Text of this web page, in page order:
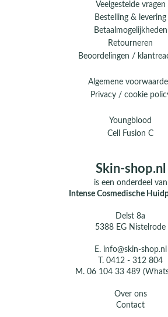
Veelgestelde vragen
Bestelling & levering
Betaalmogelijkheden
Retourneren
Beoordelingen /
Algemene
Privacy / cookie
Youngblood
Cell Fusion C
Skin-shop.nl
is een onderdeel van
Intense Cosmedische
Delst 8a
5388 EG Nistelrode
E. info@skin-shop.nl
T.0412 - 312 804
M. 06 104 33 489
Over ons
Contact